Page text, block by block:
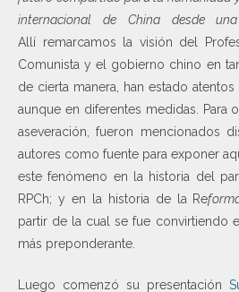
internacional de China desde una
Allí remarcamos la visión del
Comunista y el gobierno chino en
de cierta manera, han estado atentos
aunque en diferentes medidas. Para
aseveración, fueron mencionados
autores como fuente para exponer
este fenómeno en la historia del
RPCh; y en la historia de la Re
partir de la cual se fue convirtiendo
más preponderante.
Luego comenzó su presentación